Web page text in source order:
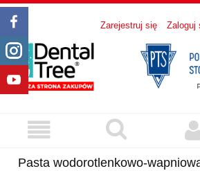
Zarejestruj się Zaloguj
Pasta wodorotlenkowo-